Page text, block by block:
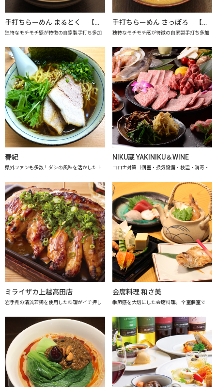
手打ちらーめん まるとく 【上越市地産地消推進の店認定店】
独特なモチモチ感が特徴の自家製手打ち多加
手打ちらーめん さっぽろ 【上越市地産地消推進の店認定店】
独特なモチモチ感が特徴の自家製手打ち多加
春紀
県外ファンも多数！ダシの風味を活かした上
NIKU蔵 YAKINIKU＆WINE
コロナ対策（個室・換気設備・検温・消毒・
ミライザカ上越高田店
岩手県の清流若鶏を使用した料理がイチ押し
会席料理 和さ美
季節感を大切にした会席料理。 全室個室で